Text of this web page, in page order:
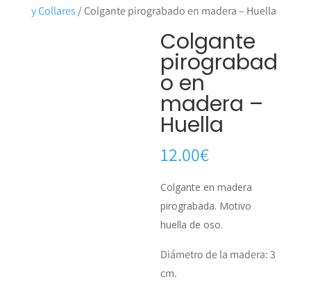
y Collares / Colgante pirograbado en madera – Huella
Colgante
pirograbad
o en
madera –
Huella
12.00€
Colgante en madera
pirograbada. Motivo
huella de oso.
Diámetro de la madera: 3
cm.